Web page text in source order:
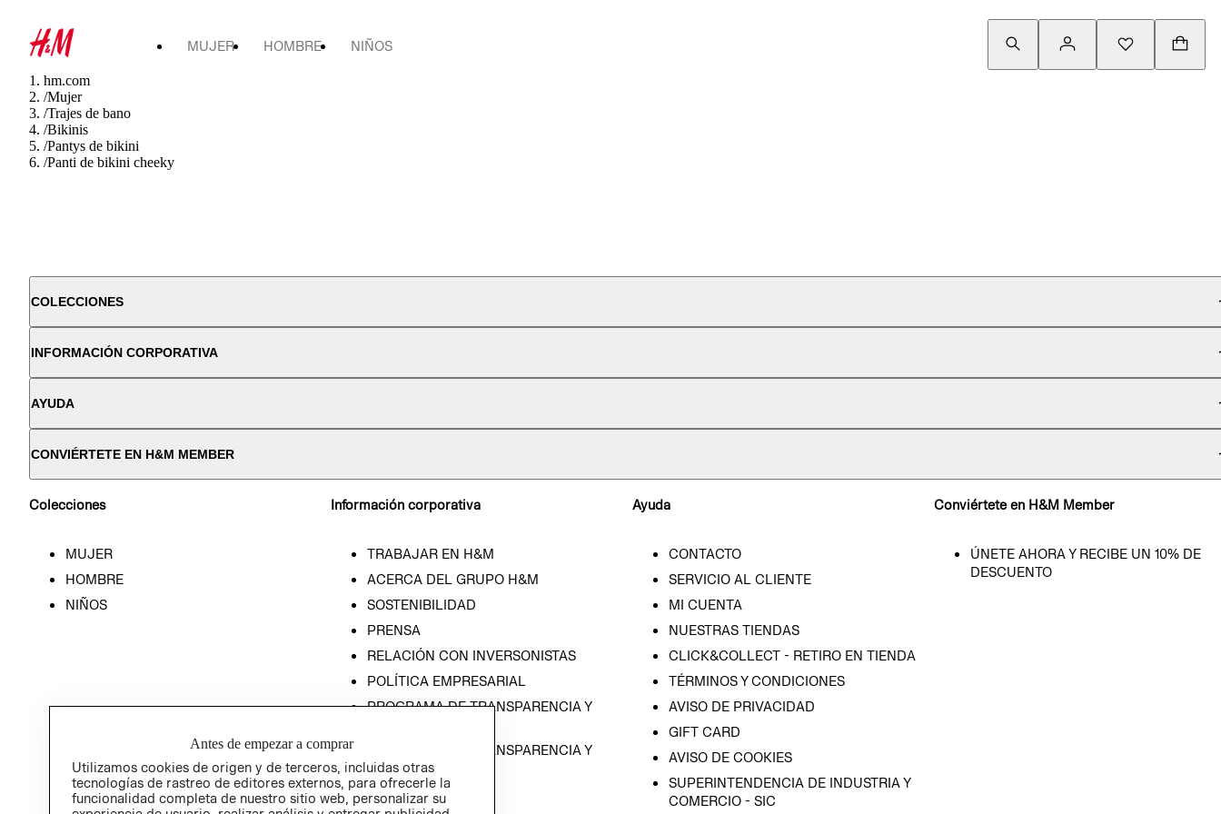
MUJER HOMBRE NIÑOS
hm.com
/Mujer
/Trajes de bano
/Bikinis
/Pantys de bikini
/Panti de bikini cheeky
COLECCIONES
INFORMACIÓN CORPORATIVA
AYUDA
CONVIÉRTETE EN H&M MEMBER
Colecciones
MUJER
HOMBRE
NIÑOS
Información corporativa
TRABAJAR EN H&M
ACERCA DEL GRUPO H&M
SOSTENIBILIDAD
PRENSA
RELACIÓN CON INVERSONISTAS
POLÍTICA EMPRESARIAL
PROGRAMA DE TRANSPARENCIA Y
PROGRAMA DE TRANSPARENCIA Y
ÉTICA (INGLÉS)
Ayuda
CONTACTO
SERVICIO AL CLIENTE
MI CUENTA
NUESTRAS TIENDAS
CLICK&COLLECT - RETIRO EN TIENDA
TÉRMINOS Y CONDICIONES
AVISO DE PRIVACIDAD
GIFT CARD
AVISO DE COOKIES
SUPERINTENDENCIA DE INDUSTRIA Y
COMERCIO - SIC
Conviértete en H&M Member
ÚNETE AHORA Y RECIBE UN 10% DE
DESCUENTO
Antes de empezar a comprar
Utilizamos cookies de origen y de terceros, incluidas otras
tecnologías de rastreo de editores externos, para ofrecerle la
funcionalidad completa de nuestro sitio web, personalizar su